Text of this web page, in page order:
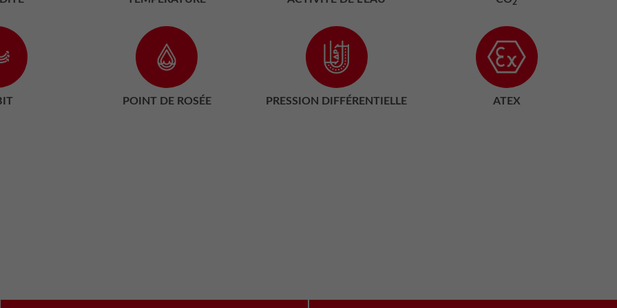
2
POINT DE ROSÉE PRESSION DIFFÉRENTIELLE ATEX